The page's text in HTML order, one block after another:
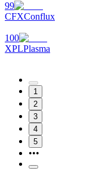
99
CFXConflux
100
XPLPlasma
1
2
3
4
5
•••